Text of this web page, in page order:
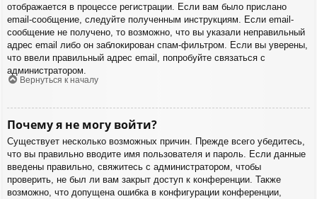
отображается в процессе регистрации. Если вам было прислано
email-сообщение, следуйте полученным инструкциям. Если email-
сообщение не получено, то возможно, что вы указали неправильный
адрес email либо он заблокирован спам-фильтром. Если вы уверены,
что ввели правильный адрес email, попробуйте связаться с
администратором.
Вернуться к началу
Почему я не могу войти?
Существует несколько возможных причин. Прежде всего убедитесь,
что вы правильно вводите имя пользователя и пароль. Если данные
введены правильно, свяжитесь с администратором, чтобы
проверить, не был ли вам закрыт доступ к конференции. Также
возможно, что допущена ошибка в конфигурации конференции,